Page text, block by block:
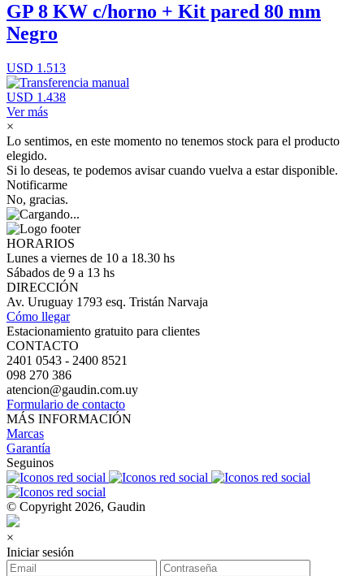
GP 8 KW c/horno + Kit pared 80 mm
Negro
USD 1.513
USD 1.438
Ver más
×
Lo sentimos, en este momento no tenemos stock para el producto
elegido.
Si lo deseas, te podemos avisar cuando vuelva a estar disponible.
Notificarme
No, gracias.
HORARIOS
Lunes a viernes de 10 a 18.30 hs
Sábados de 9 a 13 hs
DIRECCIÓN
Av. Uruguay 1793 esq. Tristán Narvaja
Cómo llegar
Estacionamiento gratuito para clientes
CONTACTO
2401 0543 - 2400 8521
098 270 386
atencion@gaudin.com.uy
Formulario de contacto
MÁS INFORMACIÓN
Marcas
Garantía
Seguinos
© Copyright 2026, Gaudin
×
Iniciar sesión